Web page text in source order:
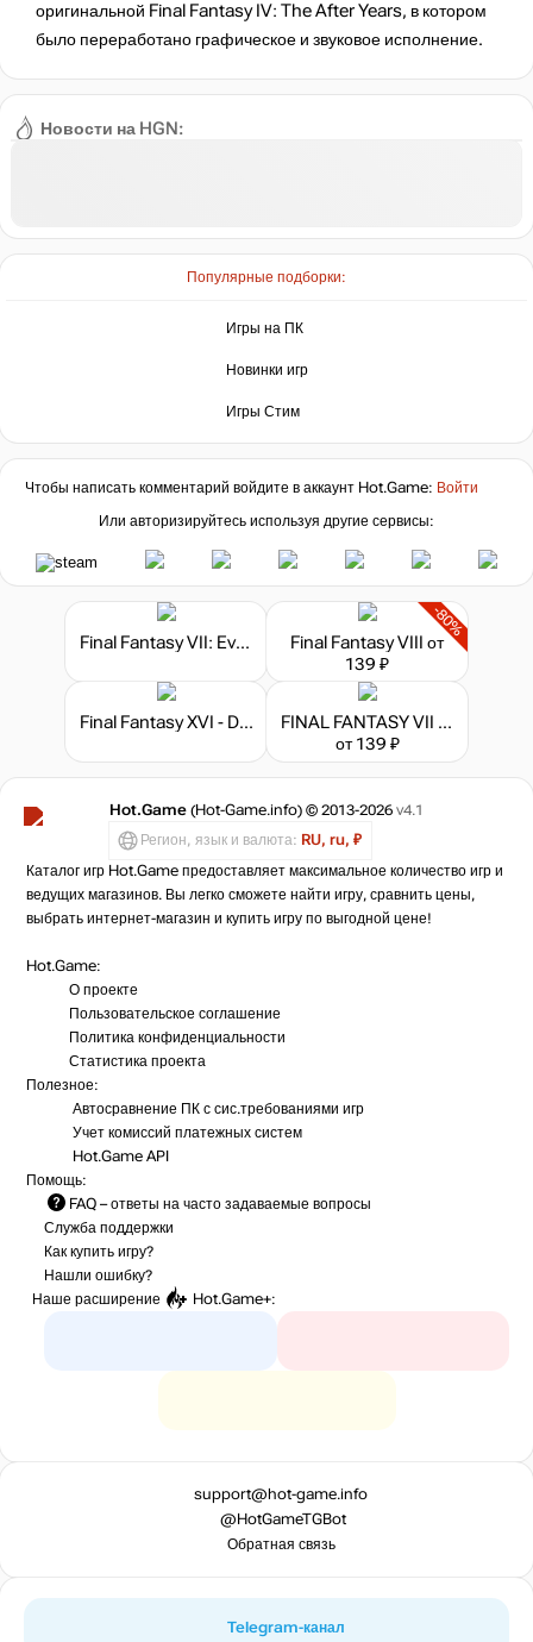
Новости на HGN:
Популярные подборки:
Игры на ПК
Новинки игр
Игры Стим
оригинальной Final Fantasy IV: The After Years, в котором
было переработано графическое и звуковое исполнение.
Чтобы написать комментарий войдите в аккаунт Hot.Game: Войти
Или авторизируйтесь используя другие сервисы:
Final Fantasy VII: Ever Crisis
-80%
Final Fantasy VIII от
139 ₽
Final Fantasy XVI - Deluxe Edition
FINAL FANTASY VII (2026)
от 139 ₽
Hot.Game (Hot-Game.info) © 2013-2026 v4.1
Регион, язык и валюта: RU, ru, ₽
Каталог игр Hot.Game предоставляет максимальное количество игр и
ведущих магазинов. Вы легко сможете найти игру, сравнить цены,
выбрать интернет-магазин и купить игру по выгодной цене!
Hot.Game:
О проекте
Пользовательское соглашение
Политика конфиденциальности
Статистика проекта
Полезное:
Автосравнение ПК с сис.требованиями игр
Учет комиссий платежных систем
Hot.Game API
Помощь:
FAQ – ответы на часто задаваемые вопросы
Служба поддержки
Как купить игру?
Нашли ошибку?
Наше расширение
Hot.Game+:
support@hot-game.info
@HotGameTGBot
Обратная связь
Telegram-канал